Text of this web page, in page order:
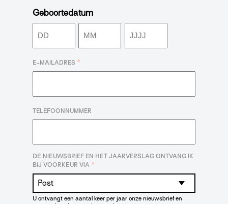
Geboortedatum
Dag Maand Jaar
E-MAILADRES *
TELEFOONNUMMER
DE NIEUWSBRIEF EN HET JAARVERSLAG ONTVANG IK
BIJ VOORKEUR VIA *
U ontvangt een aantal keer per jaar onze nieuwsbrief en